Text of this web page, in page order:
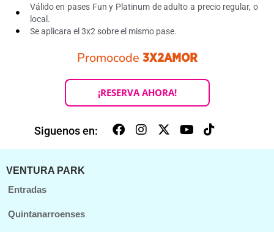
Válido en pases Fun y Platinum de adulto a precio regular, o
local.
Se aplicara el 3x2 sobre el mismo pase.
Promocode 3X2AMOR
¡RESERVA AHORA!
Siguenos en:
VENTURA PARK
Entradas
Quintanarroenses